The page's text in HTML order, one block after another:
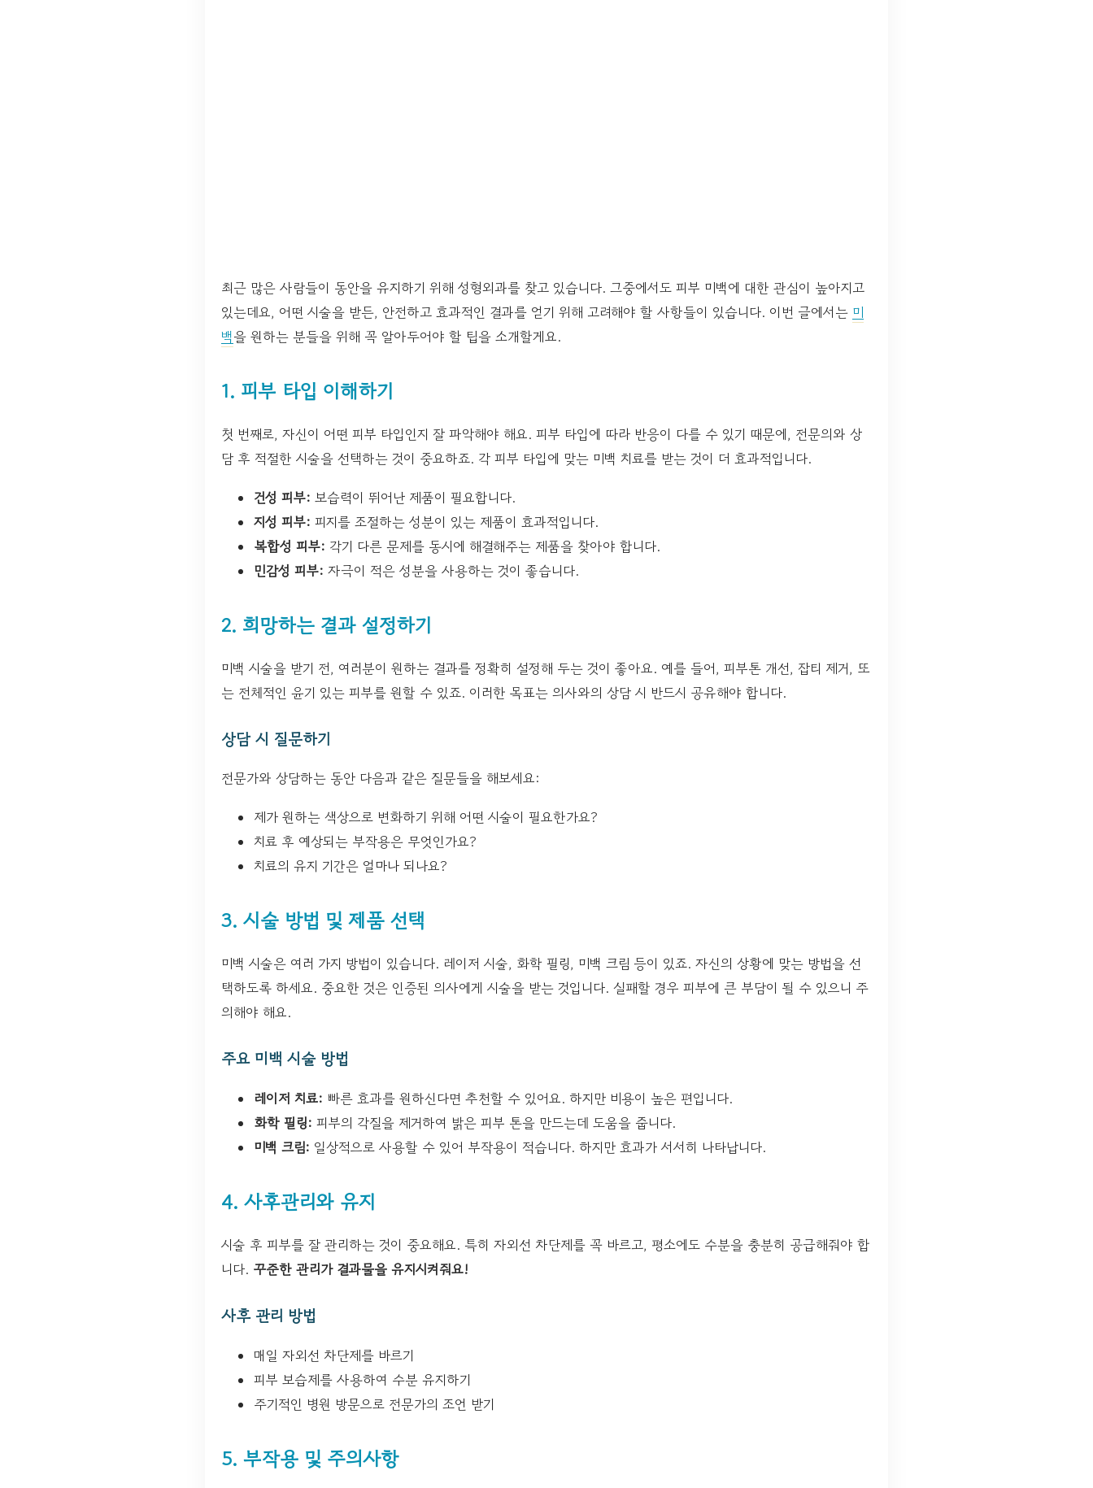
최근 많은 사람들이 동안을 유지하기 위해 성형외과를 찾고 있습니다. 그중에서도 피부 미백에 대한 관심이 높아지고
있는데요, 어떤 시술을 받든, 안전하고 효과적인 결과를 얻기 위해 고려해야 할 사항들이 있습니다. 이번 글에서는 미
백을 원하는 분들을 위해 꼭 알아두어야 할 팁을 소개할게요.
1. 피부 타입 이해하기
첫 번째로, 자신이 어떤 피부 타입인지 잘 파악해야 해요. 피부 타입에 따라 반응이 다를 수 있기 때문에, 전문의와 상
담 후 적절한 시술을 선택하는 것이 중요하죠. 각 피부 타입에 맞는 미백 치료를 받는 것이 더 효과적입니다.
건성 피부: 보습력이 뛰어난 제품이 필요합니다.
지성 피부: 피지를 조절하는 성분이 있는 제품이 효과적입니다.
복합성 피부: 각기 다른 문제를 동시에 해결해주는 제품을 찾아야 합니다.
민감성 피부: 자극이 적은 성분을 사용하는 것이 좋습니다.
2. 희망하는 결과 설정하기
미백 시술을 받기 전, 여러분이 원하는 결과를 정확히 설정해 두는 것이 좋아요. 예를 들어, 피부톤 개선, 잡티 제거, 또
는 전체적인 윤기 있는 피부를 원할 수 있죠. 이러한 목표는 의사와의 상담 시 반드시 공유해야 합니다.
상담 시 질문하기
전문가와 상담하는 동안 다음과 같은 질문들을 해보세요:
제가 원하는 색상으로 변화하기 위해 어떤 시술이 필요한가요?
치료 후 예상되는 부작용은 무엇인가요?
치료의 유지 기간은 얼마나 되나요?
3. 시술 방법 및 제품 선택
미백 시술은 여러 가지 방법이 있습니다. 레이저 시술, 화학 필링, 미백 크림 등이 있죠. 자신의 상황에 맞는 방법을 선
택하도록 하세요. 중요한 것은 인증된 의사에게 시술을 받는 것입니다. 실패할 경우 피부에 큰 부담이 될 수 있으니 주
의해야 해요.
주요 미백 시술 방법
레이저 치료: 빠른 효과를 원하신다면 추천할 수 있어요. 하지만 비용이 높은 편입니다.
화학 필링: 피부의 각질을 제거하여 밝은 피부 톤을 만드는데 도움을 줍니다.
미백 크림: 일상적으로 사용할 수 있어 부작용이 적습니다. 하지만 효과가 서서히 나타납니다.
4. 사후관리와 유지
시술 후 피부를 잘 관리하는 것이 중요해요. 특히 자외선 차단제를 꼭 바르고, 평소에도 수분을 충분히 공급해줘야 합
니다. 꾸준한 관리가 결과물을 유지시켜줘요!
사후 관리 방법
매일 자외선 차단제를 바르기
피부 보습제를 사용하여 수분 유지하기
주기적인 병원 방문으로 전문가의 조언 받기
5. 부작용 및 주의사항